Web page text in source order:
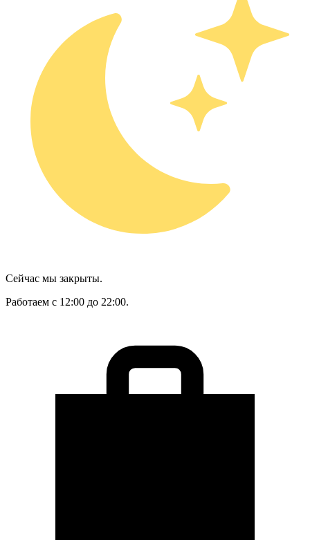
Сейчас мы закрыты.
Работаем с 12:00 до 22:00.